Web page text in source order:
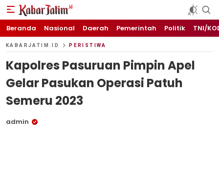
KABARJATIM.id
Kabar Jawa timuran
Beranda Nasional Daerah Pemerintah Politik TNI/
KABARJATIM.ID PERISTIWA
Kapolres Pasuruan Pimpin Apel
Gelar Pasukan Operasi Patuh
Semeru 2023
admin